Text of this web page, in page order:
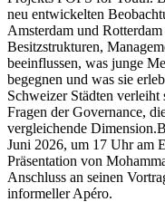
neu entwickelten
Amsterdam und
Besitzstrukturen,
beeinflussen, was junge
begegnen und was sie
Schweizer Städten
Fragen der Governance,
vergleichende
Juni 2026, um 17 Uhr am
Präsentation von
Anschluss an seinen
informeller Apéro.